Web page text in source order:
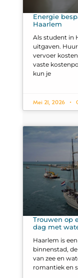
Energie
Haarlem
Als student in
uitgaven.
vervoer
vaste
kun je
Mei 21, 2026
Trouwen op
dag met
Haarlem is
binnenstad,
van zee en
romantiek en